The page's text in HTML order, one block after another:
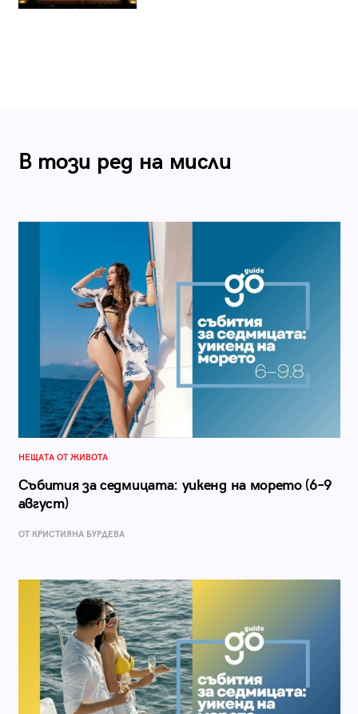
В този ред на мисли
НЕЩАТА ОТ ЖИВОТА
Събития за седмицата: уикенд на морето (6–9
август)
ОТ КРИСТИЯНА БУРДЕВА